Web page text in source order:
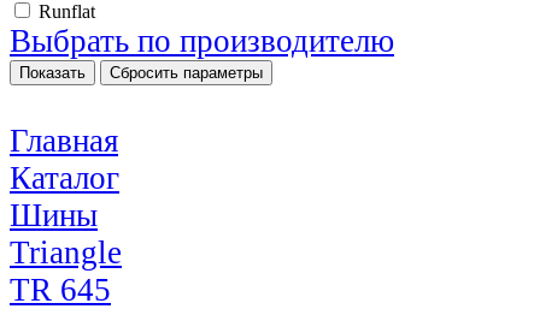
Runflat
Выбрать по производителю
Главная
Каталог
Шины
Triangle
TR 645